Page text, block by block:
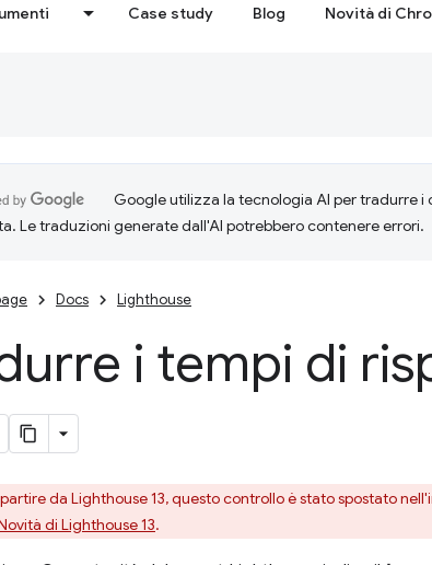
Case study Blog Novità di
Google utilizza la tecnologia AI per tradurre i
Le traduzioni generate dall'AI potrebbero contenere errori.
Docs Lighthouse
i tempi di
da Lighthouse 13, questo controllo è stato spostato
di Lighthouse 13.